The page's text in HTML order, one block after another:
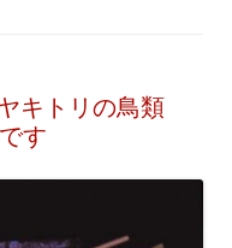
キトリの鳥類
す